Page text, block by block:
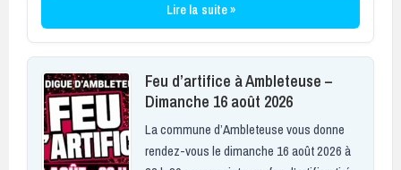
Lire la suite »
Feu d’artifice à Ambleteuse –
Dimanche 16 août 2026
La commune d’Ambleteuse vous donne
rendez-vous le dimanche 16 août 2026 à